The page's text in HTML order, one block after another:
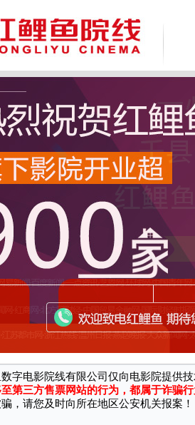
：
家机关反馈，有不法分子通过微信、第三方
字电影院线有限公司仅向电影院提供
至第三方售票网站的行为，都属于诈骗
，请您及时向所在地区公安机关报案！